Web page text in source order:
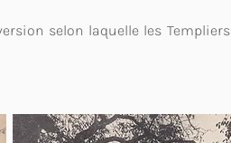
selon laquelle les